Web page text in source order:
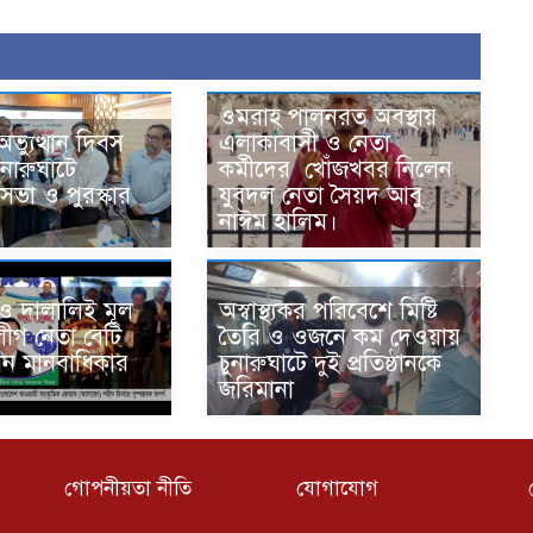
দিবস
ও পুরস্কার
ওমরাহ পালনরত অবস্থায়
এলাকাবাসী ও নেতা
কর্মীদের খোঁজখবর নিলেন
যুবদল নেতা সৈয়দ আবু
নাঈম হালিম।
দালালিই মূল
নেতা বেটি
অস্বাস্থ্যকর পরিবেশে মিষ্টি
তৈরি ও ওজনে কম দেওয়ায়
চুনারুঘাটে দুই প্রতিষ্ঠানকে
জরিমানা
গোপনীয়তা নীতি যোগাযোগ